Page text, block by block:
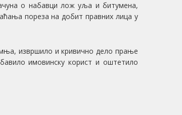
о набавци лож уља и битумена,
пореза на добит правних лица у
извршило и кривично дело прање
имовинску корист и оштетило